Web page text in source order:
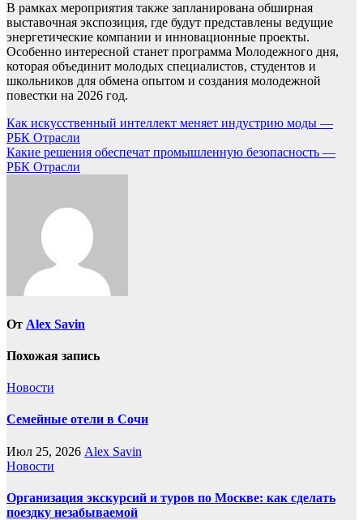
В рамках мероприятия также запланирована обширная
выставочная экспозиция, где будут представлены ведущие
энергетические компании и инновационные проекты.
Особенно интересной станет программа Молодежного дня,
которая объединит молодых специалистов, студентов и
школьников для обмена опытом и создания молодежной
повестки на 2026 год.
Навигация
по
записям
Как искусственный интеллект меняет индустрию моды —
РБК Отрасли
Какие решения обеспечат промышленную безопасность —
РБК Отрасли
От Alex Savin
Похожая запись
Новости
Семейные отели в Сочи
Июл 25, 2026 Alex Savin
Новости
Организация экскурсий и туров по Москве: как сделать
поездку незабываемой